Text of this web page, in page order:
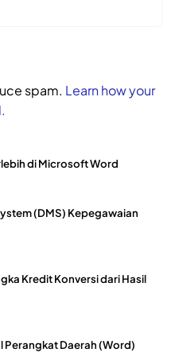
spam. Learn how your
di Microsoft Word
(DMS) Kepegawaian
Kredit Konversi dari Hasil
Perangkat Daerah (Word)